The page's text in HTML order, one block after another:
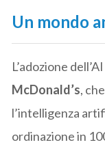
Un mondo
L’adozione
McDonald’s,
l’intelligenza
ordinazione in